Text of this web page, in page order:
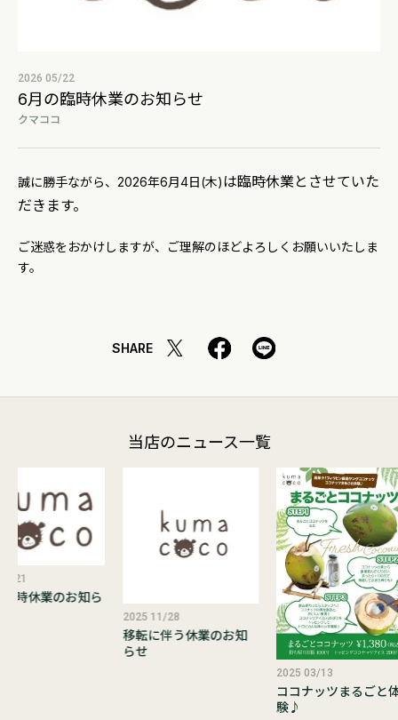
2026 05/22
6月の臨時休業のお知らせ
クマココ
誠に勝手ながら、2026年6月4日(木)は臨時休業とさせていた
だきます。
ご迷惑をおかけしますが、ご理解のほどよろしくお願いいたしま
す。
SHARE
当店のニュース一覧
休業のお知ら
2025 11/28
移転に伴う休業のお知
らせ
2025 03/13
ココナッツまるごと体
験♪